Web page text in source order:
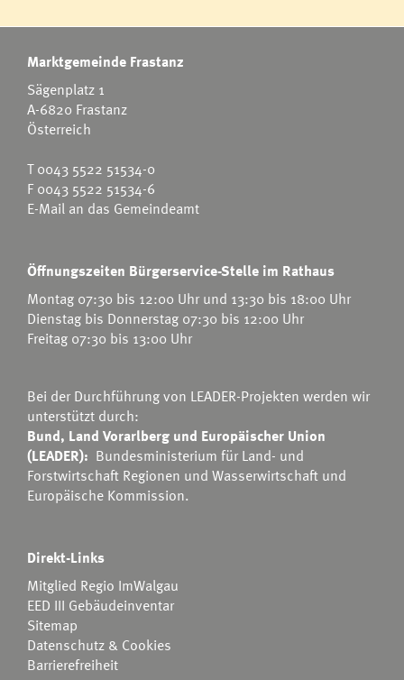
Marktgemeinde Frastanz
Sägenplatz 1
A-6820 Frastanz
Österreich
T0043 5522 51534-0
F 0043 5522 51534-6
E-Mail an das Gemeindeamt
Öffnungszeiten Bürgerservice-Stelle im Rathaus
Montag 07:30 bis 12:00 Uhr und 13:30 bis 18:00 Uhr
Dienstag bis Donnerstag 07:30 bis 12:00 Uhr
Freitag 07:30 bis 13:00 Uhr
Bei der Durchführung von LEADER-Projekten werden wir
unterstützt durch:
Bund, Land Vorarlberg und Europäischer Union
(LEADER): Bundesministerium für Land- und
Forstwirtschaft Regionen und Wasserwirtschaft und
Europäische Kommission.
Direkt-Links
Mitglied Regio ImWalgau
EED III Gebäudeinventar
Sitemap
Datenschutz & Cookies
Barrierefreiheit